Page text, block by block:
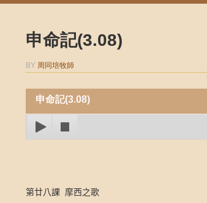
申命記(3.08)
BY 周同培牧師
申命記(3.08)
第廿八課 摩西之歌